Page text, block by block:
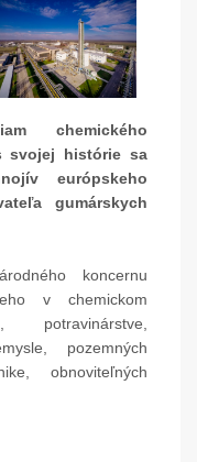
chemického
svojej histórie sa
európskeho
gumárskych
koncernu
v chemickom
potravinárstve,
pozemných
obnoviteľných